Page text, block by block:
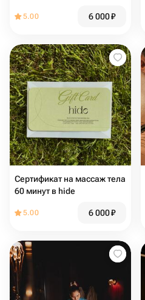
5.00 6 000₽
Сертификат на массаж тела
60 минут в hide
5.00 6 000₽